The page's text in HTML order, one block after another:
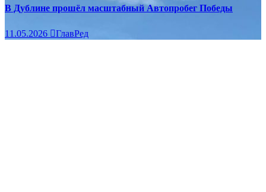
В Дублине прошёл масштабный Автопробег Победы
11.05.2026 ГлавРед